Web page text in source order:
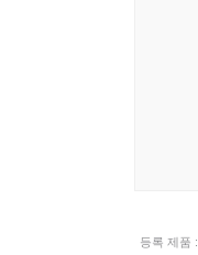
등록 제품 :